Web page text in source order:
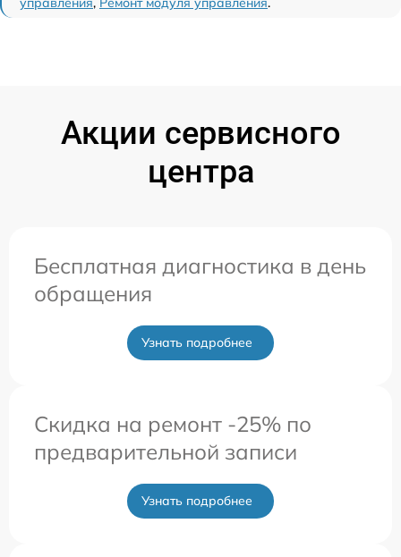
Акции сервисного
центра
Бесплатная диагностика в день
обращения
Узнать подробнее
Скидка на ремонт -25% по
предварительной записи
Узнать подробнее